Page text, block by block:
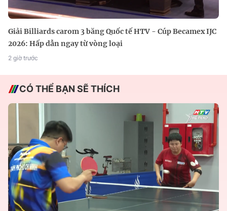
Giải Billiards carom 3 băng Quốc tế HTV - Cúp Becamex IJC
2026: Hấp dẫn ngay từ vòng loại
2 giờ trước
CÓ THỂ BẠN SẼ THÍCH